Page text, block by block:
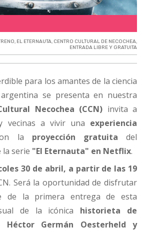
, EL ETERNAUTA, CENTRO CULTURAL DE NECOCHEA,
ENTRADA LIBRE Y GRATUITA
para los amantes de la ciencia
se presenta en nuestra
Necochea (CCN) invita a
vecinas a vivir una experiencia
la proyección gratuita del
la serie "El Eternauta" en Netflix.
30 de abril, a partir de las 19
Será la oportunidad de disfrutar
de la primera entrega de esta
de la icónica historieta de
Héctor Germán Oesterheld y